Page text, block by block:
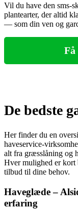
Vil du have den
plantearter, der altid
— som din ven og
De bedste
Her finder du en
haveservice-
alt fra græsslåning og
Hver mulighed er kort
tilbud til dine behov.
Haveglæde –
erfaring